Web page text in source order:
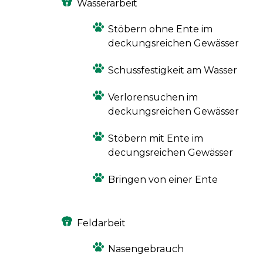
Wasserarbeit
Stöbern ohne Ente im
deckungsreichen Gewässer
Schussfestigkeit am Wasser
Verlorensuchen im
deckungsreichen Gewässer
Stöbern mit Ente im
decungsreichen Gewässer
Bringen von einer Ente
Feldarbeit
Nasengebrauch